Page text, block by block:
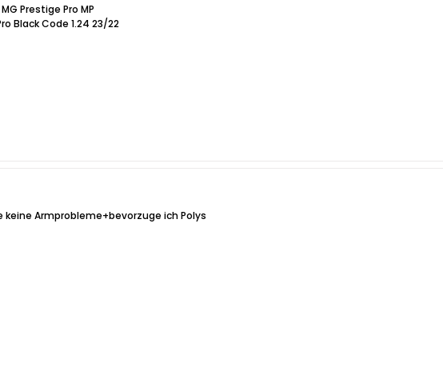
Prestige Pro MP
Black Code 1.24 23/22
keine Armprobleme+bevorzuge ich Polys